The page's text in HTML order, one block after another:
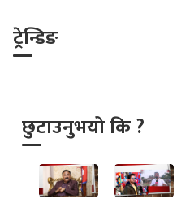
ट्रेन्डिङ
छुटाउनुभयो कि ?